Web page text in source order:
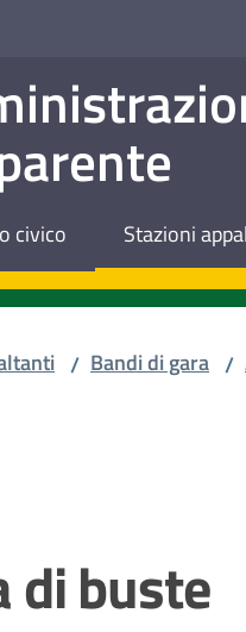
civico Stazioni
/ Bandi di gara /
di buste